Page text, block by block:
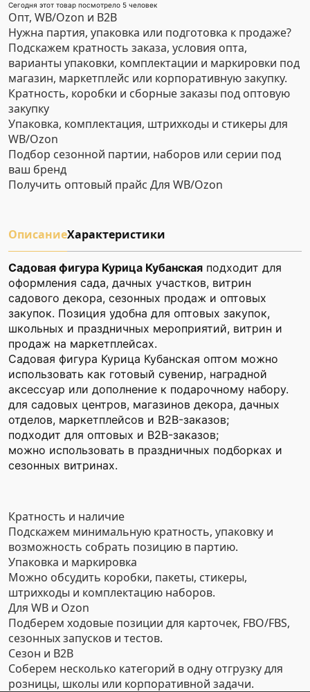
Сегодня этот товар посмотрело 5 человек
Опт, WB/Ozon и B2B
Нужна партия, упаковка или подготовка к продаже?
Подскажем кратность заказа, условия опта,
варианты упаковки, комплектации и маркировки под
магазин, маркетплейс или корпоративную закупку.
Кратность, коробки и сборные заказы под оптовую
закупку
Упаковка, комплектация, штрихкоды и стикеры для
WB/Ozon
Подбор сезонной партии, наборов или серии под
ваш бренд
Получить оптовый прайс Для WB/Ozon
ОписаниеХарактеристики
Садовая фигура Курица Кубанская подходит для
оформления сада, дачных участков, витрин
садового декора, сезонных продаж и оптовых
закупок. Позиция удобна для оптовых закупок,
школьных и праздничных мероприятий, витрин и
продаж на маркетплейсах.
Садовая фигура Курица Кубанская оптом можно
использовать как готовый сувенир, наградной
аксессуар или дополнение к подарочному набору.
для садовых центров, магазинов декора, дачных
отделов, маркетплейсов и B2B-заказов;
подходит для оптовых и B2B-заказов;
можно использовать в праздничных подборках и
сезонных витринах.
Кратность и наличие
Подскажем минимальную кратность, упаковку и
возможность собрать позицию в партию.
Упаковка и маркировка
Можно обсудить коробки, пакеты, стикеры,
штрихкоды и комплектацию наборов.
Для WB и Ozon
Подберем ходовые позиции для карточек, FBO/FBS,
сезонных запусков и тестов.
Сезон и B2B
Соберем несколько категорий в одну отгрузку для
розницы, школы или корпоративной задачи.